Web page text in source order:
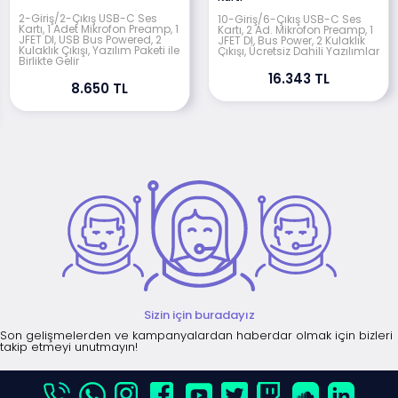
2-Giriş/2-Çıkış USB-C Ses
Kartı, 1 Adet Mikrofon Preamp, 1
JFET DI, USB Bus Powered, 2
Kulaklık Çıkışı, Yazılım Paketi ile
Birlikte Gelir
8.650 TL
10-Giriş/6-Çıkış USB-C Ses
Kartı, 2 Ad. Mikrofon Preamp, 1
JFET DI, Bus Power, 2 Kulaklık
Çıkışı, Ücretsiz Dahili Yazılımlar
16.343 TL
Sizin için buradayız
Son gelişmelerden ve kampanyalardan haberdar olmak için bizleri
takip etmeyi unutmayın!